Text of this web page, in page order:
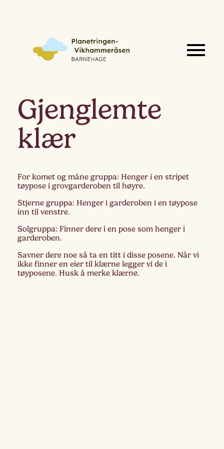
Gjenglemte
klær
For komet og måne gruppa: Henger i en stripet
tøypose i grovgarderoben til høyre.
Stjerne gruppa: Henger i garderoben i en tøypose
inn til venstre.
Solgruppa: Finner dere i en pose som henger i
garderoben.
Savner dere noe så ta en titt i disse posene. Når vi
ikke finner en eier til klærne legger vi de i
tøyposene. Husk å merke klærne.